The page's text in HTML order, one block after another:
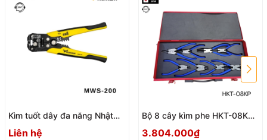
Kìm tuốt dây đa năng Nhật
Bản Tsunoda MWS-200
Liên hệ
Bộ 8 cây kìm phe HKT-08KP
3.804.000₫